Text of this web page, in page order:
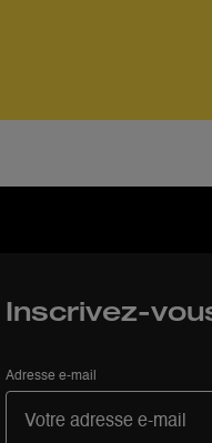
Inscrivez-
Adresse e-mail